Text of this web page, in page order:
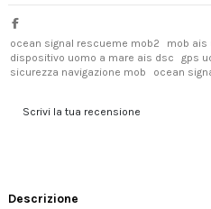
ocean signal rescueme mob2
mob ais
dispositivo uomo a mare ais dsc
gps
sicurezza navigazione mob
ocean
Scrivi la tua recensione
Descrizione